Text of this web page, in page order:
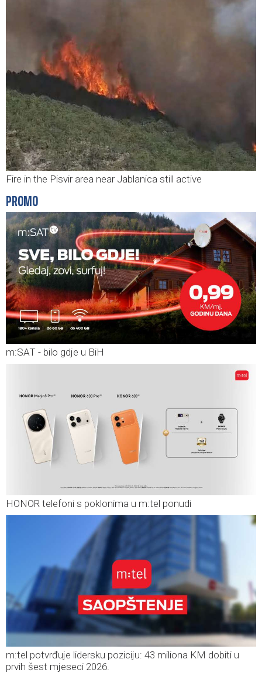
Fire in the Pisvir area near Jablanica still active
PROMO
m:SAT - bilo gdje u BiH
HONOR telefoni s poklonima u m:tel ponudi
m:tel potvrđuje lidersku poziciju: 43 miliona KM dobiti u
prvih šest mjeseci 2026.